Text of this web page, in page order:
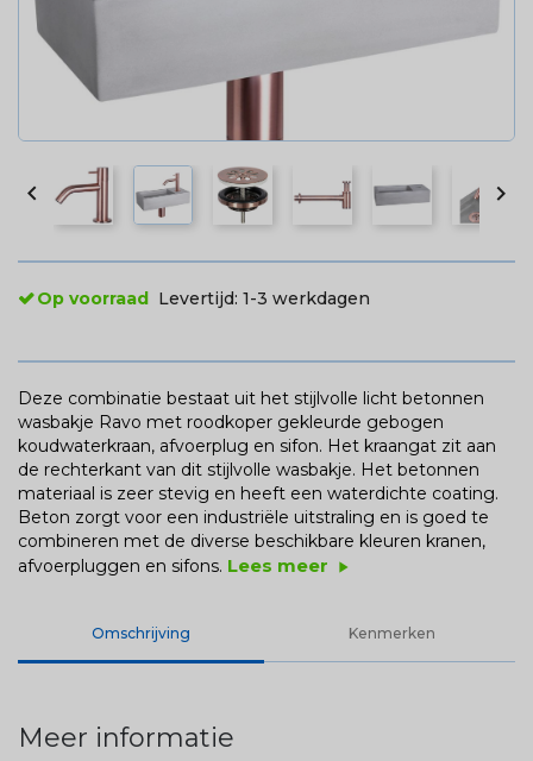
 
Op voorraad Levertijd: 1-3 werkdagen
Deze combinatie bestaat uit het stijlvolle licht betonnen
wasbakje Ravo met roodkoper gekleurde gebogen
koudwaterkraan, afvoerplug en sifon. Het kraangat zit aan
de rechterkant van dit stijlvolle wasbakje. Het betonnen
materiaal is zeer stevig en heeft een waterdichte coating.
Beton zorgt voor een industriële uitstraling en is goed te
combineren met de diverse beschikbare kleuren kranen,
afvoerpluggen en sifons. Lees meer play_arrow
Omschrijving Kenmerken
Meer informatie